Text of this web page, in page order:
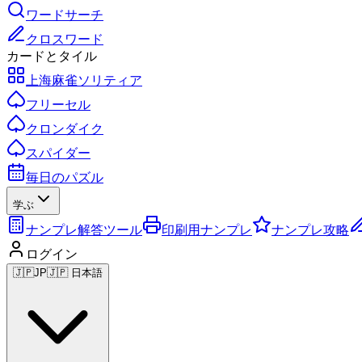
ワードサーチ
クロスワード
カードとタイル
上海麻雀ソリティア
フリーセル
クロンダイク
スパイダー
毎日のパズル
学ぶ
ナンプレ解答ツール 印刷用ナンプレ ナンプレ攻略
ログイン
🇯🇵JP🇯🇵 日本語